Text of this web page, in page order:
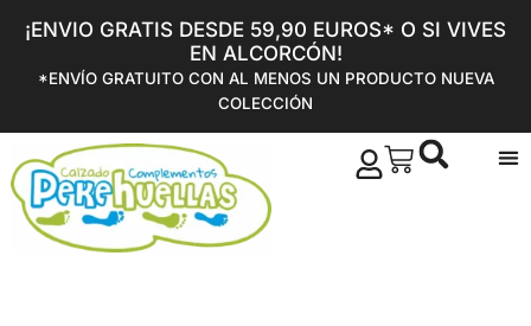
¡ENVIO GRATIS DESDE 59,90 EUROS* O SI VIVES
EN ALCORCÓN!
*ENVÍO GRATUITO CON AL MENOS UN PRODUCTO NUEVA
COLECCIÓN